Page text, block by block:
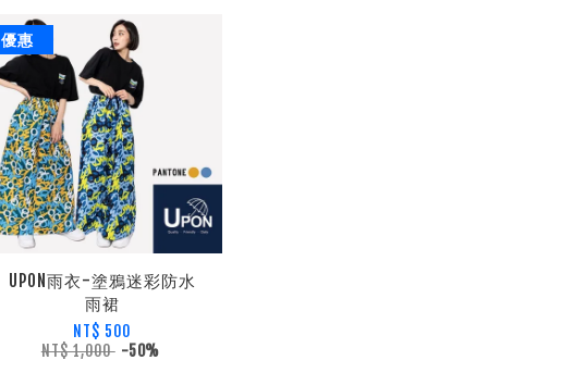
優惠
UPON雨衣-塗鴉迷彩防水
雨裙
NT$ 500
NT$ 1,000 -50%